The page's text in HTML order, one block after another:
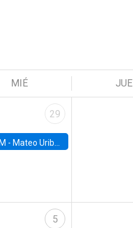
MIÉ JUE
29
- Mateo Uribe-Castro, Universidad de los Andes (Colombia)
5